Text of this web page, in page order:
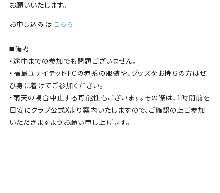
お願いいたします。
お申し込みは こちら
◼️備考
・途中までの参加でも問題ございません。
・福島ユナイテッドFCの赤系の服装や、グッズをお持ちの方はぜ
ひ身に着けてご参加ください。
・雨天の場合中止する可能性もございます。その際は、1時間前を
目安にクラブ公式Xより案内いたしますので、ご確認の上ご参加
いただきますようお願い申し上げます。